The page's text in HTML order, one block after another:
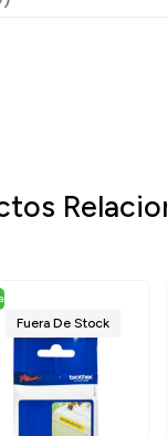
Fuera De Stock